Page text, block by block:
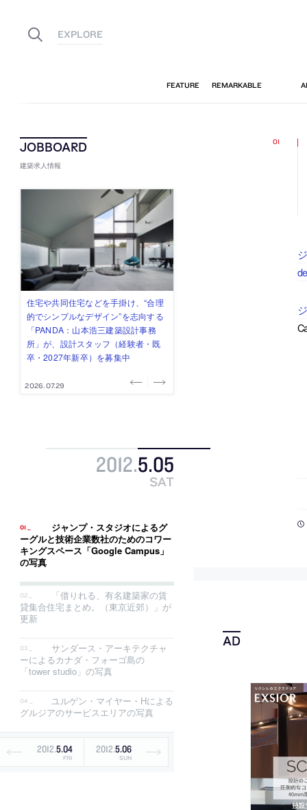
建築求人情報
古民家を軸に全国で“価値循環の仕組
み”を作り、リモートワーク主体の働
き方を実践する「株式会社つぎと」
が、設計スタッフ（経験者・既卒）
を募集中
2026.08.03
リノベる株式会社が、設計パートナ
ー (業務委託) を募集中
2026.08.03
社会への影響力のある建築を手掛
け、スタッフ同士で助け合う環境づ
くりも行う「E.A.S.T.architects」
が、設計スタッフ（経験者・既卒・
2027年新卒）を募集中
2026.07.31
代官山を拠点に活動する「梅澤竜也 /
ALA INC.」が、設計スタッフ・アル
バイト・事務職を募集中
2026.07.30
住宅や共同住宅などを手掛け、“合理
的でシンプルなデザイン”を志向する
「PANDA：山本浩三建築設計事務
所」が、設計スタッフ（経験者・既
卒・2027年新卒）を募集中
2026.07.29
2012.5.05
SAT
ジャンプ・スタジオによるグ
ーグルと技術企業数社のためのコワー
キングスペース「Google Campus」
の写真
「借りれる、有名建築家の賃
貸集合住宅まとめ。（東京近郊）」が
更新
サンダース・アーキテクチャ
ーによるカナダ・フォーゴ島の
「tower studio」の写真
ユルゲン・マイヤー・Hによる
グルジアのサービスエリアの写真
2012.5.04
FRI
2012.5.06
SUN